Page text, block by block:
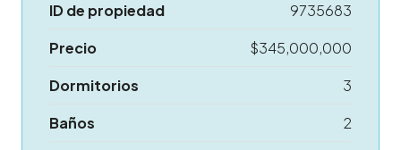
ID de propiedad
9735683
Precio
$345,000,000
Dormitorios
3
Baños
2